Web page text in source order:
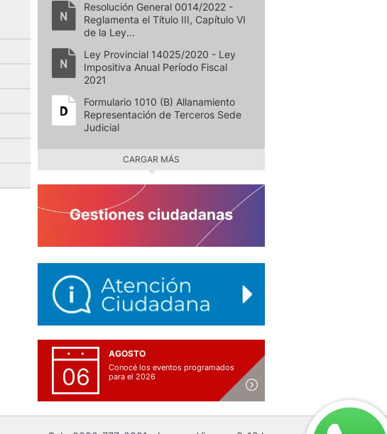
Resolución General 0014/2022 -
Reglamenta el Título III, Capítulo VI
de la Ley...
Ley Provincial 14025/2020 - Ley
Impositiva Anual Período Fiscal
2021
Formulario 1010 (B) Allanamiento
Representación de Terceros Sede
Judicial
CARGAR MÁS
06
AGOSTO
Conocé los eventos programados
para el 2026